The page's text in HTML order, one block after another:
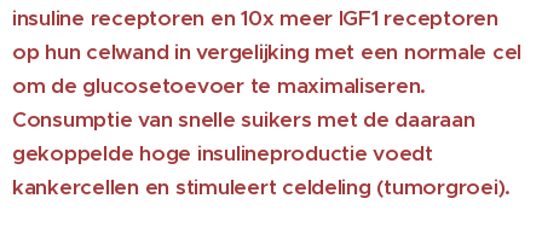
insuline receptoren en 10x meer IGF1 receptoren
op hun celwand in vergelijking met een normale cel
om de glucosetoevoer te maximaliseren.
Consumptie van snelle suikers met de daaraan
gekoppelde hoge insulineproductie voedt
kankercellen en stimuleert celdeling (tumorgroei).